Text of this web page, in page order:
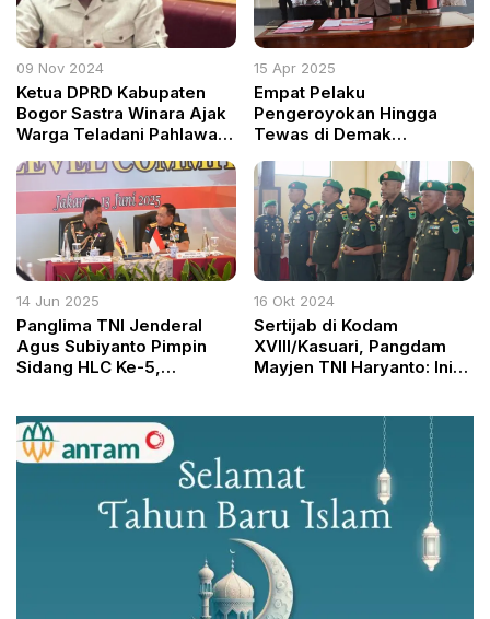
09 Nov 2024
Ketua DPRD Kabupaten
Bogor Sastra Winara Ajak
Warga Teladani Pahlawan
Pahlawan ke-79
15 Apr 2025
Empat Pelaku
Pengeroyokan Hingga
Tewas di Demak
Buru Lima Pelaku Lain
14 Jun 2025
Panglima TNI Jenderal
Agus Subiyanto Pimpin
Sidang HLC Ke-5,
Brunei Darussalam
16 Okt 2024
Sertijab di Kodam
XVIII/Kasuari, Pangdam
Mayjen TNI Haryanto: Ini
Pembinaan Personel